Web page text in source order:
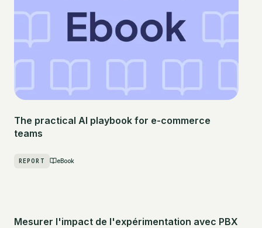
The practical AI playbook for e-commerce
teams
REPORT eBook
Mesurer l'impact de l'expérimentation avec PBX